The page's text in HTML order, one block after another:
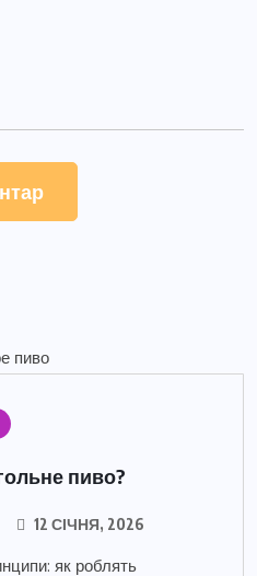
пиво?
12 СІЧНЯ, 2026
як роблять